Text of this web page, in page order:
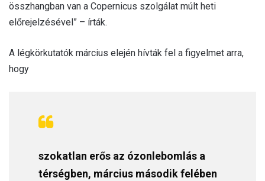
összhangban van a Copernicus szolgálat múlt heti
előrejelzésével” – írták.
A légkörkutatók március elején hívták fel a figyelmet arra,
hogy
szokatlan erős az ózonlebomlás a
térségben, március második felében